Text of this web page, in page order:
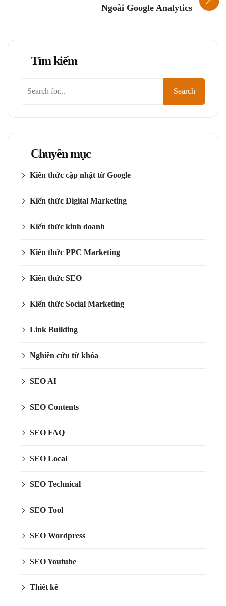
Ngoài Google Analytics
Tìm kiếm
Search
Chuyên mục
Kiến thức cập nhật từ Google
Kiến thức Digital Marketing
Kiến thức kinh doanh
Kiến thức PPC Marketing
Kiến thức SEO
Kiến thức Social Marketing
Link Building
Nghiên cứu từ khóa
SEO AI
SEO Contents
SEO FAQ
SEO Local
SEO Technical
SEO Tool
SEO Wordpress
SEO Youtube
Thiết kế